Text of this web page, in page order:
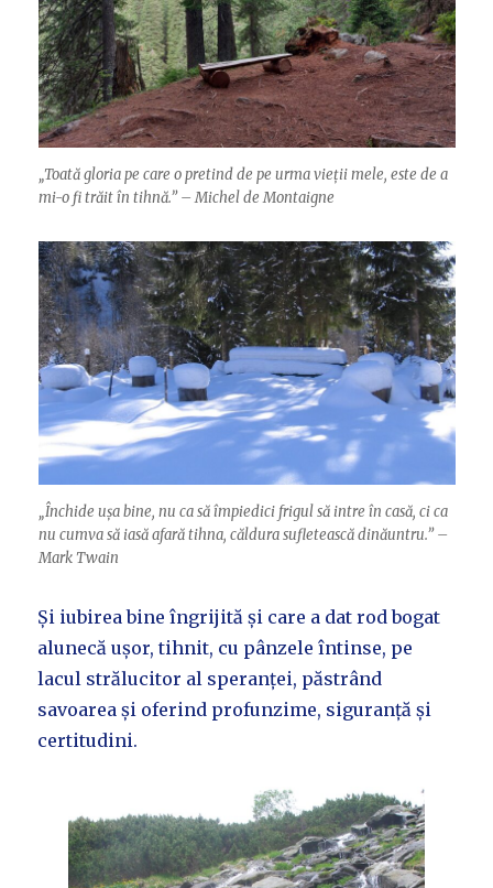
„Toată gloria pe care o pretind de pe urma vieții mele, este de a
mi-o fi trăit în tihnă.” – Michel de Montaigne
„Închide ușa bine, nu ca să împiedici frigul să intre în casă, ci ca
nu cumva să iasă afară tihna, căldura sufletească dinăuntru.” –
Mark Twain
Și iubirea bine îngrijită și care a dat rod bogat
alunecă ușor, tihnit, cu pânzele întinse, pe
lacul strălucitor al speranței, păstrând
savoarea și oferind profunzime, siguranță și
certitudini.